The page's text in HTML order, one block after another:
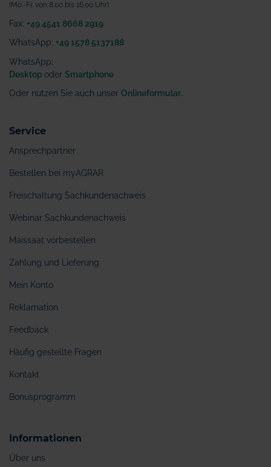
(Mo.-Fr. von 8.00 bis 16.00 Uhr)
Fax: +49 4541 8668 2919
WhatsApp: +49 1578 5137188
WhatsApp:
Desktop oder Smartphone
Oder nutzen Sie auch unser Onlineformular
Service
Ansprechpartner
Bestellen bei myAGRAR
Freischaltung Sachkundenachweis
Webinar Sachkundenachweis
Maissaat vorbestellen
Zahlung und Lieferung
Mein Konto
Reklamation
Feedback
Häufig gestellte Fragen
Kontakt
Bonusprogramm
Informationen
Über uns